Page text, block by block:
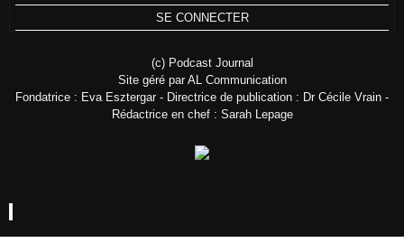
SE CONNECTER
(c) Podcast Journal
Site géré par AL Communication
Fondatrice : Eva Esztergar - Directrice de publication : Dr Cécile Vrain -
Rédactrice en chef : Sarah Lepage